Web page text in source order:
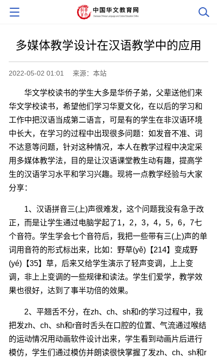
多媒体教学设计在汉语教学中的应用
2022-05-02 01:01 来源：本站
华文学校读书的学生大多是华侨子弟，父辈送他们来
华文学校读书，希望他们学习华夏文化，在以后的学习和
工作中把汉语当成第二语言，可是有的学生在非汉语环境
中长大，在学习的过程中出现很多问题：如发音不准、词
不达意等问题，针对这种情况，本人在教学过程中决定采
用多媒体教学法，目的是让汉语课堂教生动有趣，提高学
生的汉语学习水平和学习兴趣。现将一点教学经验与大家
分享：
1、汉语拼音三(上)声很难发，这个问题我没有急于改
正，而是让学生通过电脑学起了1，2，3，4，5，6，7七
个音符。学生学会七个音符后，我把一些带有三(上)声的单
词用音符的形式标出来，比如：野草(yě)【214】变成野
(yé)【35】草，后来又给学生演示了轻声变调，上上变
调，非上上变调的一些规律和读法。学生们爱学，教学效
果也很好，达到了事半功倍的效果。
2、平翘舌不分，在zh、ch、sh和r的学习过程中，我
把发zh、ch、sh和r音时舌头在口腔的位置、气流通过喉结
的运动情况用动画软件设计出来，学生看到动画片后进行
模仿，学生们通过模仿并朗读很快掌握了发zh、ch、sh和r